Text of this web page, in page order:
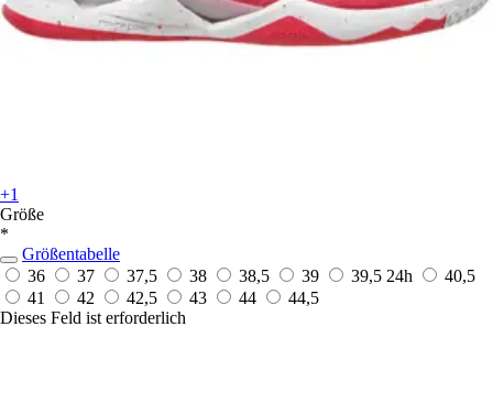
+1
Größe
*
Größentabelle
36
37 37,5 38 38,5 39 39,5 24h
40,5
41
42 42,5 43 44
44,5
Dieses Feld ist erforderlich